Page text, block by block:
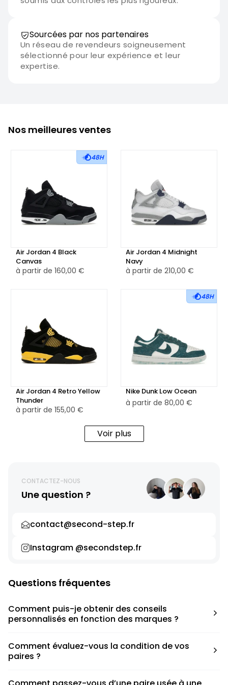
Sourcées par nos partenaires
Un réseau de revendeurs soigneusement
sélectionné pour leur expérience et leur
expertise.
Nos meilleures ventes
48H
Air Jordan 4 Black
Canvas
à partir de 160,00 €
Air Jordan 4 Midnight
Navy
à partir de 210,00 €
Air Jordan 4 Retro Yellow
Thunder
à partir de 155,00 €
48H
Nike Dunk Low Ocean
à partir de 80,00 €
Voir plus
CONTACTEZ-NOUS
Une question ?
contact@second-step.fr
Instagram @secondstep.fr
Questions fréquentes
Comment puis-je obtenir des conseils
personnalisés en fonction des marques ?
pour déterminer la taille appropriée, que ce soit une taille
en dessous, au-dessus ou correspondant à votre taille
Comment évaluez-vous la condition de vos
paires ?